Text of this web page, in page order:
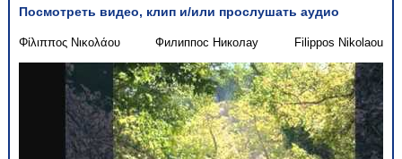
Посмотреть видео, клип и/или прослушать аудио
Φίλιππος Νικολάου Филиппос Николау Filippos Nikolaou